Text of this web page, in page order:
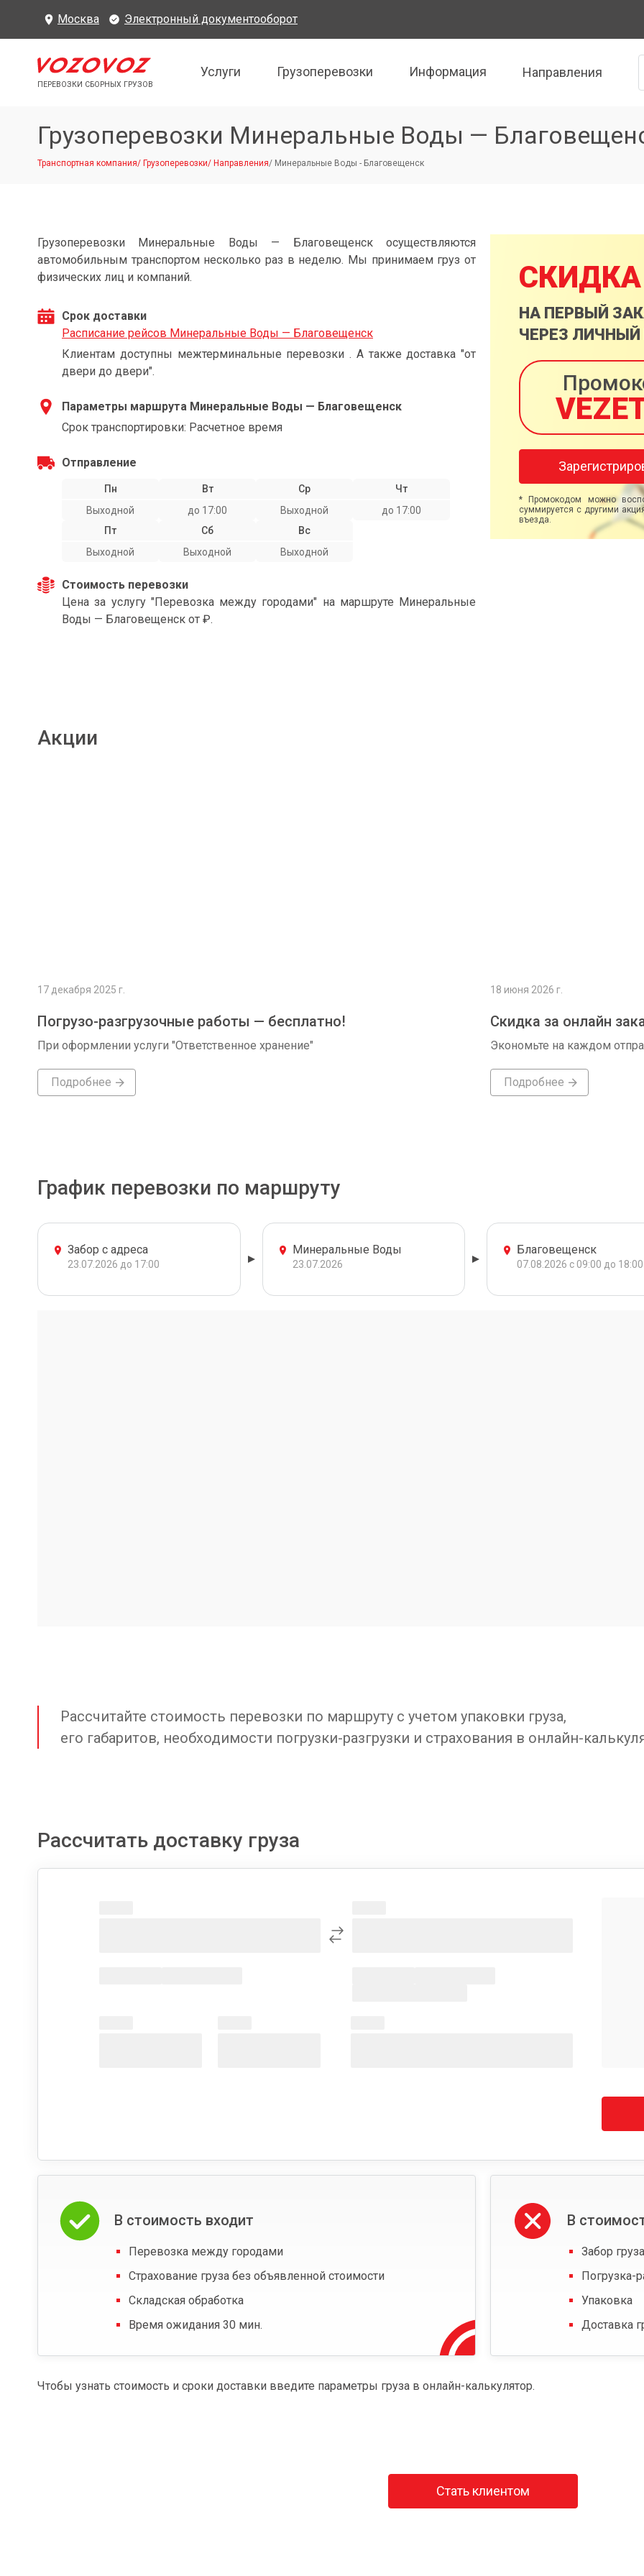
Москва Электронный документооборот
ПЕРЕВОЗКИ СБОРНЫХ ГРУЗОВ
Услуги Грузоперевозки Информация Направления
Грузоперевозки Минеральные Воды —
Транспортная компания/ Грузоперевозки/ Направления/ Минеральные Воды - Благовещенск
Грузоперевозки Минеральные Воды — Благовещенск осуществляются
автомобильным транспортом несколько раз в неделю. Мы принимаем груз от
физических лиц и компаний.
Срок доставки
Расписание рейсов Минеральные Воды — Благовещенск
Клиентам доступны межтерминальные перевозки . А также доставка "от
двери до двери".
Параметры маршрута Минеральные Воды — Благовещенск
Срок транспортировки: Расчетное время
Отправление
Пн
Выходной
Вт
до 17:00
Ср
Выходной
Чт
до 17:00
Пт
Выходной
Сб
Выходной
Вс
Выходной
Стоимость перевозки
Цена за услугу "Перевозка между городами" на маршруте Минеральные
Воды — Благовещенск от ₽.
СКИДКА
НА ПЕРВЫЙ
ЧЕРЕЗ ЛИЧНЫЙ
* Промокодом можно
суммируется с другими
въезда.
Акции
17 декабря 2025 г.
Погрузо-разгрузочные работы — бесплатно!
При оформлении услуги "Ответственное хранение"
Подробнее
18 июня 2026 г.
Скидка за онлайн
Экономьте на каждом
Подробнее
График перевозки по маршруту
Забор с адреса
23.07.2026 до 17:00
Минеральные Воды
23.07.2026
Благовещенск
07.08.2026 с 09:00 до 18:00
Рассчитайте стоимость перевозки по маршруту с учетом упаковки груза,
его габаритов, необходимости погрузки-разгрузки и страхования в онлайн-
Рассчитать доставку груза
В стоимость входит
Перевозка между городами
Страхование груза без объявленной стоимости
Складская обработка
Время ожидания 30 мин.
В
Забор
Погрузка-
Упаковка
Доставка
Чтобы узнать стоимость и сроки доставки введите параметры груза в онлайн-калькулятор.
Стать клиентом